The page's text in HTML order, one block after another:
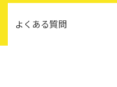
よくある質問